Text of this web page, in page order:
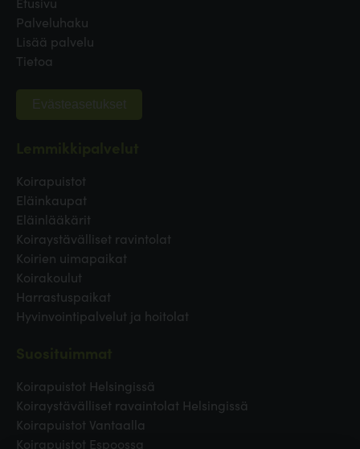
Palveluhaku
Lisää palvelu
Tietoa
Evästeasetukset
Koirapuistot
Eläinkaupat
Eläinlääkärit
Koiraystävälliset ravintolat
Koirien uimapaikat
Koirakoulut
Harrastuspaikat
Hyvinvointipalvelut ja hoitolat
Koirapuistot Helsingissä
Koiraystävälliset ravaintolat Helsingissä
Koirapuistot Vantaalla
Koirapuistot Espoossa